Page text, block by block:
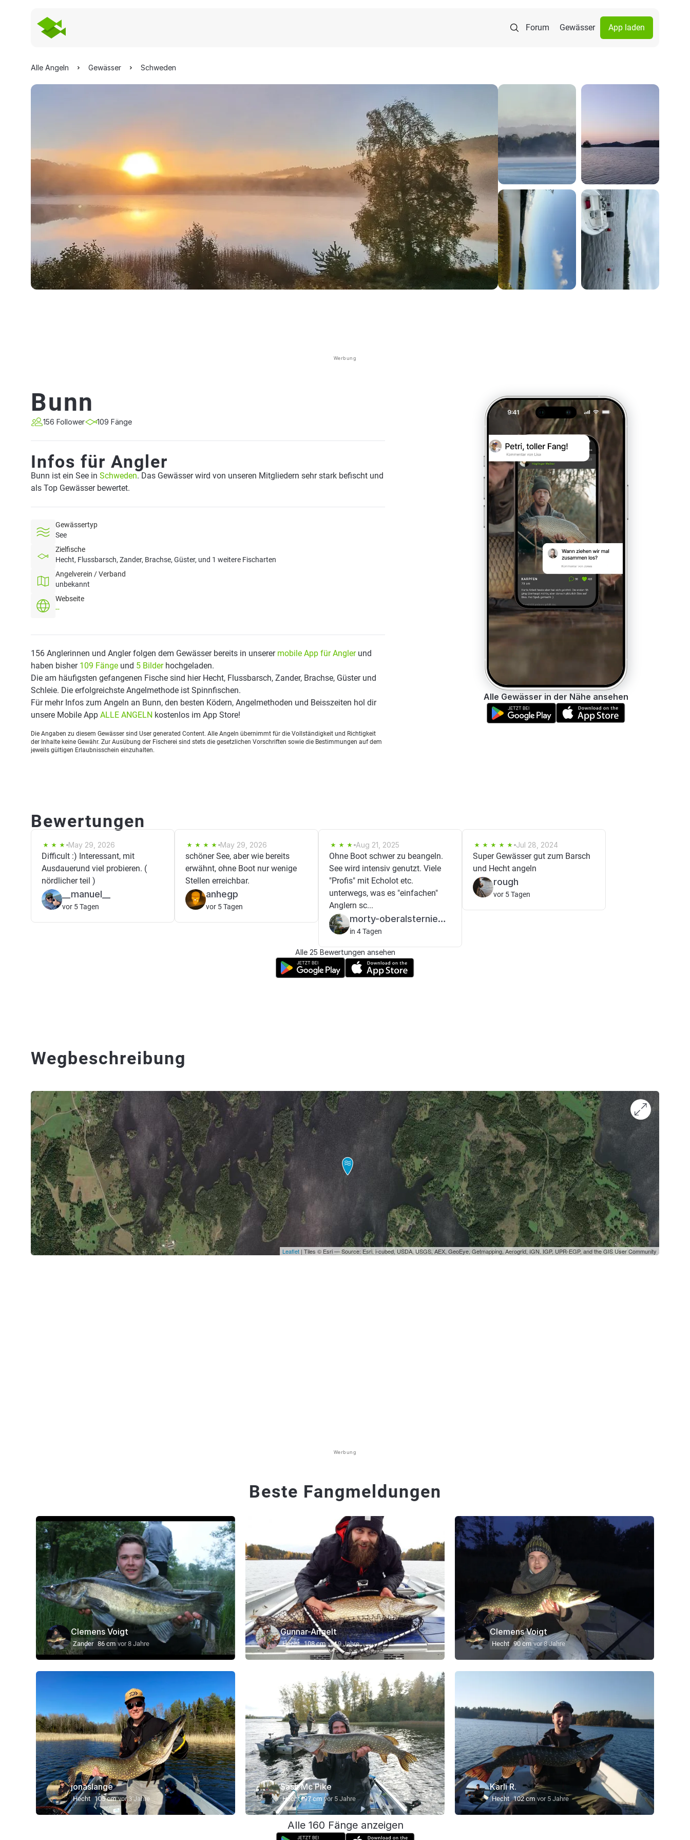
Forum Gewässer App laden
Alle Angeln Gewässer Schweden
Werbung
Bunn
156 Follower 109 Fänge
Infos für Angler
Bunn ist ein See in Schweden. Das Gewässer wird von unseren Mitgliedern sehr stark befischt und
als Top Gewässer bewertet.
Gewässertyp
See
Zielfische
Hecht, Flussbarsch, Zander, Brachse, Güster, und 1 weitere Fischarten
Angelverein / Verband
unbekannt
Webseite
--
156 Anglerinnen und Angler folgen dem Gewässer bereits in unserer mobile App für Anglerund
haben bisher 109 Fänge und 5 Bilderhochgeladen.
Die am häufigsten gefangenen Fische sind hier Hecht, Flussbarsch, Zander, Brachse, Güster und
Schleie. Die erfolgreichste Angelmethode ist Spinnfischen.
Für mehr Infos zum Angeln an Bunn, den besten Ködern, Angelmethoden und Beisszeiten hol dir
unsere Mobile App ALLE ANGELN kostenlos im App Store!
Die Angaben zu diesem Gewässer sind User generated Content. Alle Angeln übernimmt für die Vollständigkeit und Richtigkeit
der Inhalte keine Gewähr. Zur Ausübung der Fischerei sind stets die gesetzlichen Vorschriften sowie die Bestimmungen auf dem
jeweils gültigen Erlaubnisschein einzuhalten.
Alle Gewässer in der Nähe ansehen
Bewertungen
May 29, 2026
Difficult :) Interessant, mit
Ausdauerund viel probieren. (
nördlicher teil )
__manuel__
vor 5 Tagen
May 29, 2026
schöner See, aber wie bereits
erwähnt, ohne Boot nur wenige
Stellen erreichbar.
anhegp
vor 5 Tagen
Aug 21, 2025
Ohne Boot schwer zu beangeln.
See wird intensiv genutzt. Viele
"Profis" mit Echolot etc.
unterwegs, was es "einfachen"
Anglern sc...
morty-oberalsterniederung
in 4 Tagen
Jul 28, 2024
Super Gewässer gut zum Barsch
und Hecht angeln
rough
vor 5 Tagen
Alle 25 Bewertungen ansehen
Wegbeschreibung
Leaflet | Tiles © Esri — Source: Esri, i-cubed, USDA, USGS, AEX, GeoEye, Getmapping, Aerogrid, IGN, IGP, UPR-EGP, and the GIS User Community
Werbung
Beste Fangmeldungen
Clemens Voigt
Zander 86 cm vor 8 Jahre
Gunnar-Angelt
Hecht 108 cm vor 9 Jahre
Clemens Voigt
Hecht 90 cm vor 8 Jahre
jonaslange
Hecht 105 cm vor 3 Jahre
Sash Mc Pike
Hecht 97 cm vor 5 Jahre
Karli R.
Hecht 102 cm vor 5 Jahre
Alle 160 Fänge anzeigen